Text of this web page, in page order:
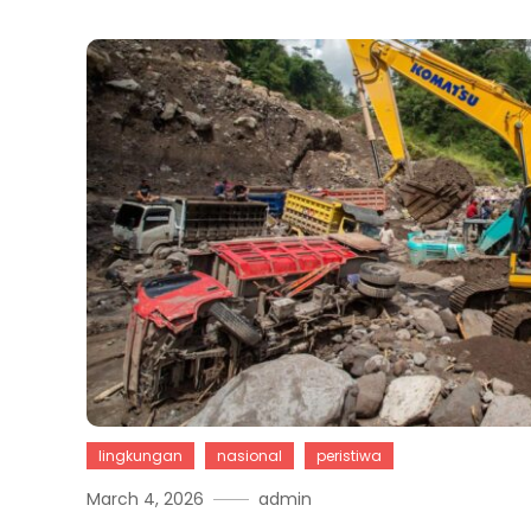
lingkungan nasional peristiwa
March 4, 2026 admin